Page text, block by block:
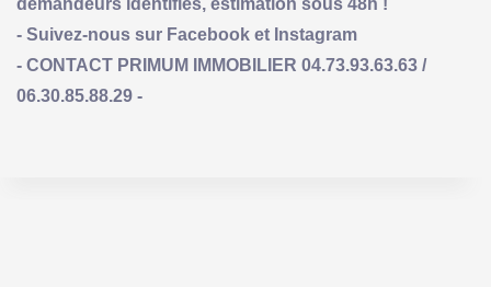
- Suivez-nous sur Facebook et Instagram
- CONTACT PRIMUM IMMOBILIER 04.73.93.63.63 /
06.30.85.88.29 -